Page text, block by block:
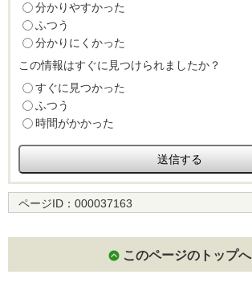
分かりやすかった
ふつう
分かりにくかった
この情報はすぐに見つけられましたか？
すぐに見つかった
ふつう
時間がかかった
ページID： 000037163
このページのトップへ